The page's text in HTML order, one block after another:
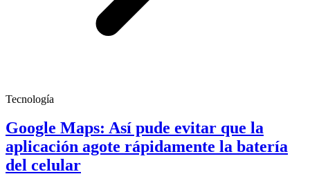
Tecnología
Google Maps: Así pude evitar que la
aplicación agote rápidamente la batería
del celular